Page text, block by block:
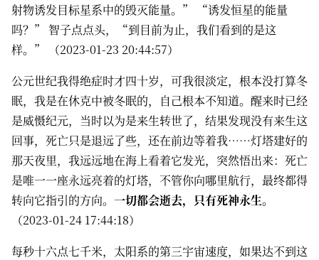
射物诱发目标星系中的毁灭能量。” “诱发恒星的能量
吗？” 智子点点头，“到目前为止，我们看到的是这
样。” （2023-01-23 20:44:57）
公元世纪我得绝症时才四十岁，可我很淡定，根本没打算冬
眠，我是在休克中被冬眠的，自己根本不知道。醒来时已经
是威慑纪元，当时以为是来生转世了，结果发现没有来生这
回事，死亡只是退远了些，还在前边等着我……灯塔建好的
那天夜里，我远远地在海上看着它发光，突然悟出来：死亡
是唯一一座永远亮着的灯塔，不管你向哪里航行，最终都得
转向它指引的方向。 一切都会逝去，只有死神永生。
（2023-01-24 17:44:18）
每秒十六点七千米，太阳系的第三宇宙速度，如果达不到这